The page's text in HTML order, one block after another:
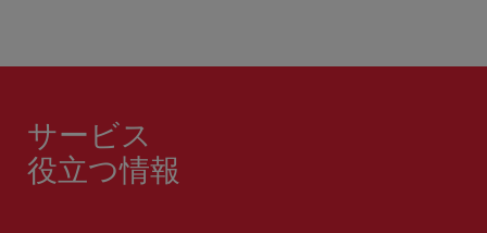
サービス
役立つ情報